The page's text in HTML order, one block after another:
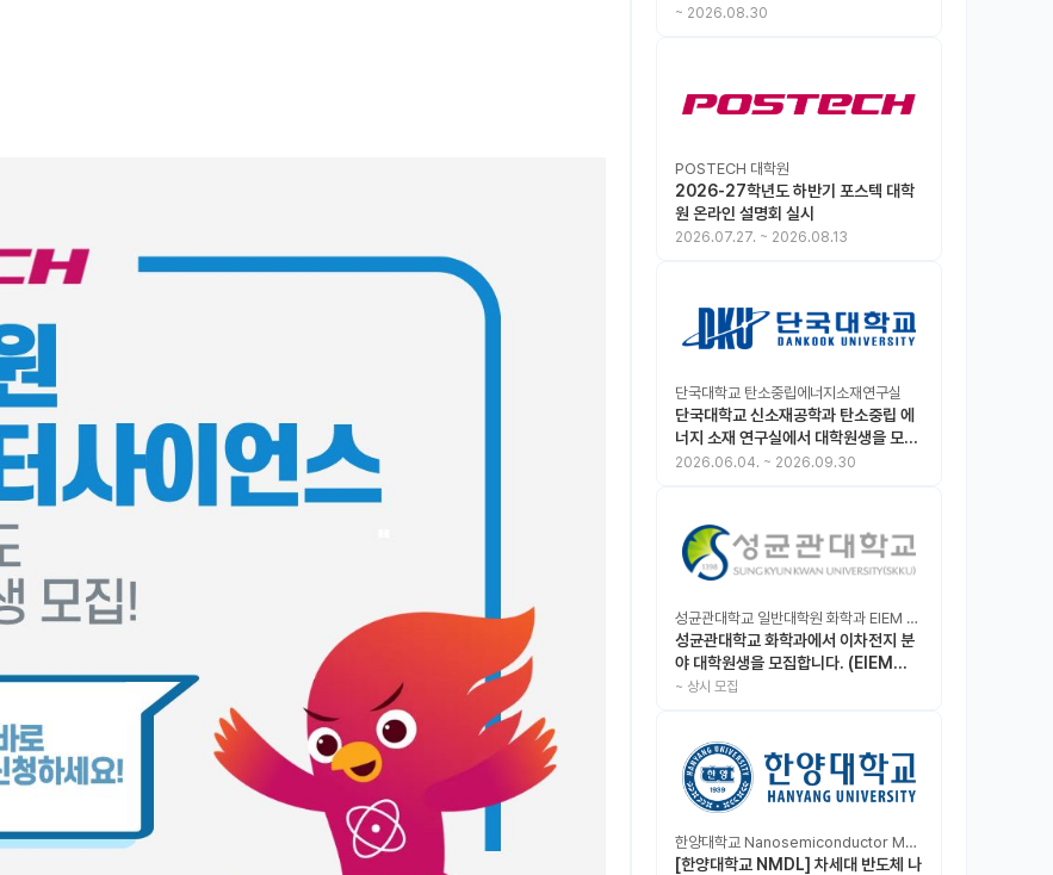
모집 중, 1차 마감 : ~8.30)
~ 2026.08.30
POSTECH 대학원
2026-27학년도 하반기 포스텍 대학
원 온라인 설명회 실시
2026.07.27. ~ 2026.08.13
단국대학교 탄소중립에너지소재연구실
단국대학교 신소재공학과 탄소중립 에
너지 소재 연구실에서 대학원생을 모집
합니다.
2026.06.04. ~ 2026.09.30
성균관대학교 일반대학원 화학과 EIEM Lab
성균관대학교 화학과에서 이차전지 분
야 대학원생을 모집합니다. (EIEM
Lab)
~ 상시 모집
한양대학교 Nanosemiconductor Materials & Display Laboratory
[한양대학교 NMDL] 차세대 반도체 나